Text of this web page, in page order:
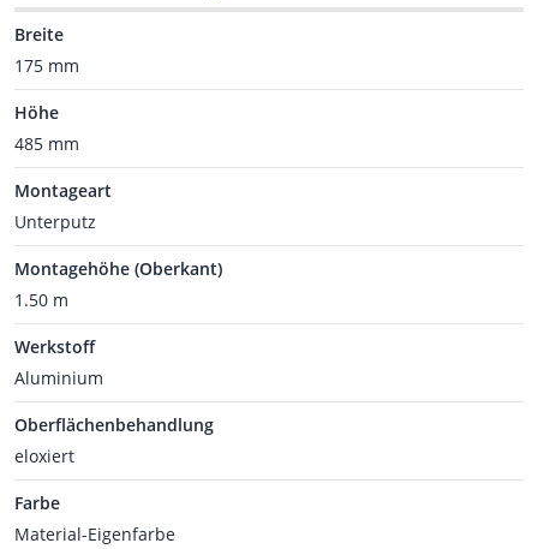
Breite
175 mm
Höhe
485 mm
Montageart
Unterputz
Montagehöhe (Oberkant)
1.50 m
Werkstoff
Aluminium
Oberflächenbehandlung
eloxiert
Farbe
Material-Eigenfarbe